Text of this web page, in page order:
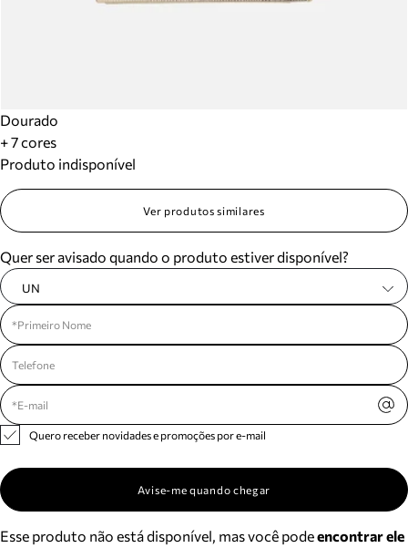
Dourado
+ 7 cores
Produto indisponível
Ver produtos similares
Quer ser avisado quando o produto estiver disponível?
UN
Quero receber novidades e promoções por e-mail
Avise-me quando chegar
Esse produto não está disponível, mas você podeencontrar ele